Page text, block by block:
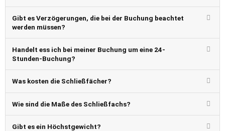
Gibt es Verzögerungen, die bei der Buchung beachtet
werden müssen?
Handelt ess ich bei meiner Buchung um eine 24-
Stunden-Buchung?
Was kosten die Schließfächer?
Wie sind die Maße des Schließfachs?
Gibt es ein Höchstgewicht?